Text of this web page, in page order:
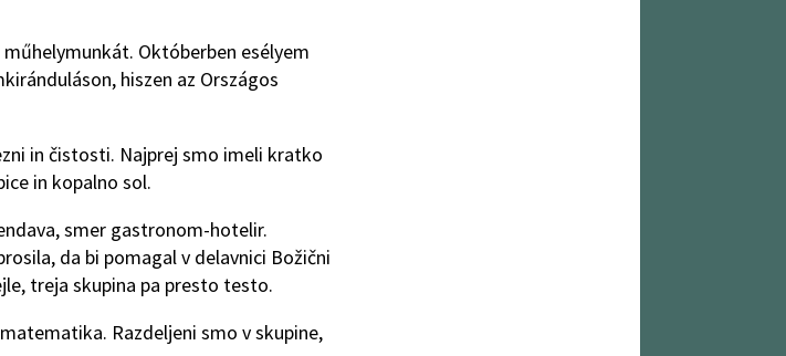
Októberben esélyem
hiszen az Országos
in čistosti. Najprej smo imeli kratko
in kopalno sol.
smer gastronom-hotelir.
da bi pomagal v delavnici Božični
treja skupina pa presto testo.
Razdeljeni smo v skupine,